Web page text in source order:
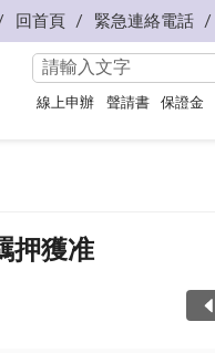
回首頁 緊急連絡電話
線上申辦 聲請書 保證金
押獲准